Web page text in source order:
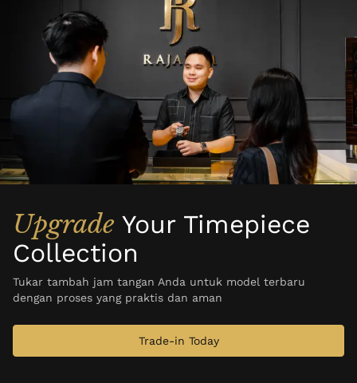
Upgrade Your Timepiece
Collection
Tukar tambah jam tangan Anda untuk model terbaru
dengan proses yang praktis dan aman
Trade-in Today